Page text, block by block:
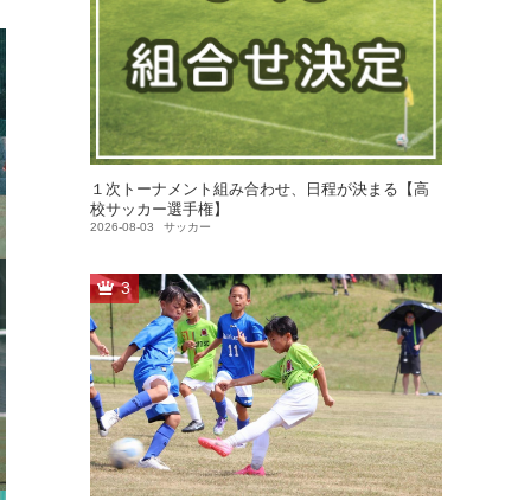
１次トーナメント組み合わせ、日程が決まる【高
校サッカー選手権】
2026-08-03 サッカー
3